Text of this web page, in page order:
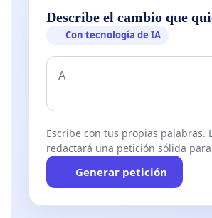
Describe el cambio que
Con tecnología de IA
Escribe con tus propias palabras.
redactará una petición sólida
Generar petición